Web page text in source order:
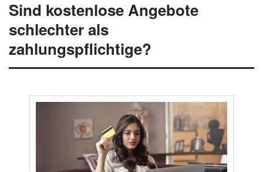
Sind kostenlose Angebote
schlechter als
zahlungspflichtige?